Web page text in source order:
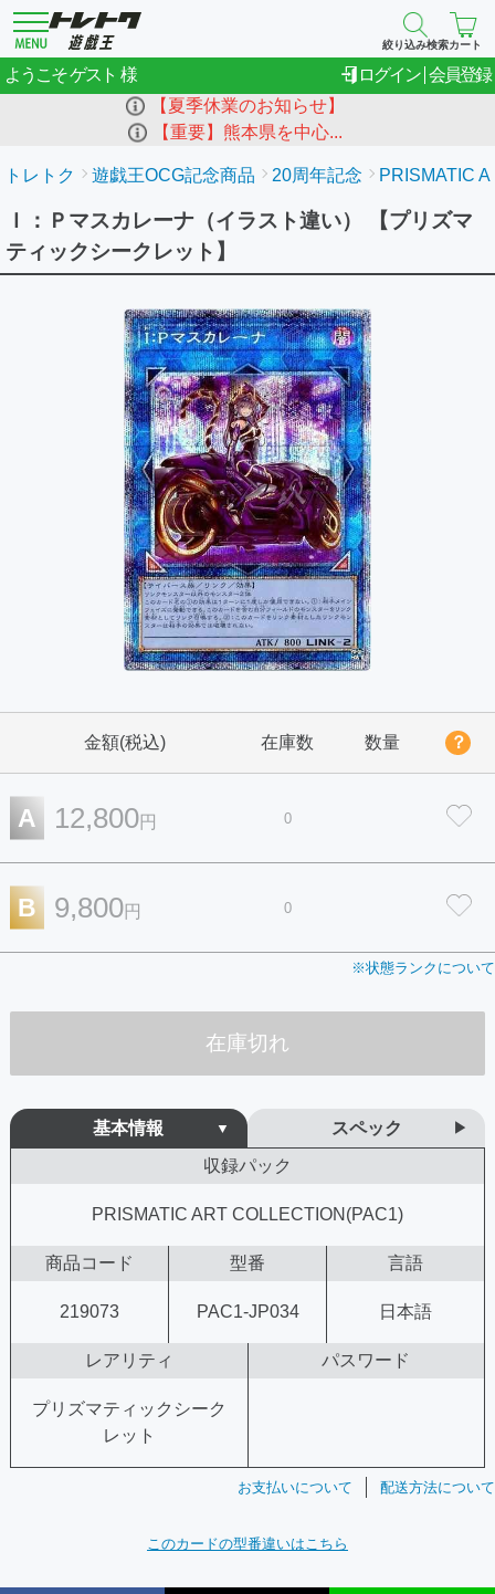
絞り込み検索カート
ようこそゲスト ログイン 会員登録
【夏季休業のお知らせ】
【重要】熊本県を中心...
トレトク 遊戯王OCG記念商品 20周年記念 PRISMATIC
Ｉ：Ｐマスカレーナ（イラスト違い） 【プリズマ
ティックシークレット】
金額(税込) 在庫数 数量 ？
A 12,800円 0
B 9,800円 0
※状態ランクについて
在庫切れ
基本情報
スペック
収録パック
PRISMATIC ART COLLECTION(PAC1)
商品コード 型番 言語
219073 PAC1-JP034 日本語
レアリティ パスワード
プリズマティックシーク
レット
お支払いについて 配送方法について
このカードの型番違いはこちら